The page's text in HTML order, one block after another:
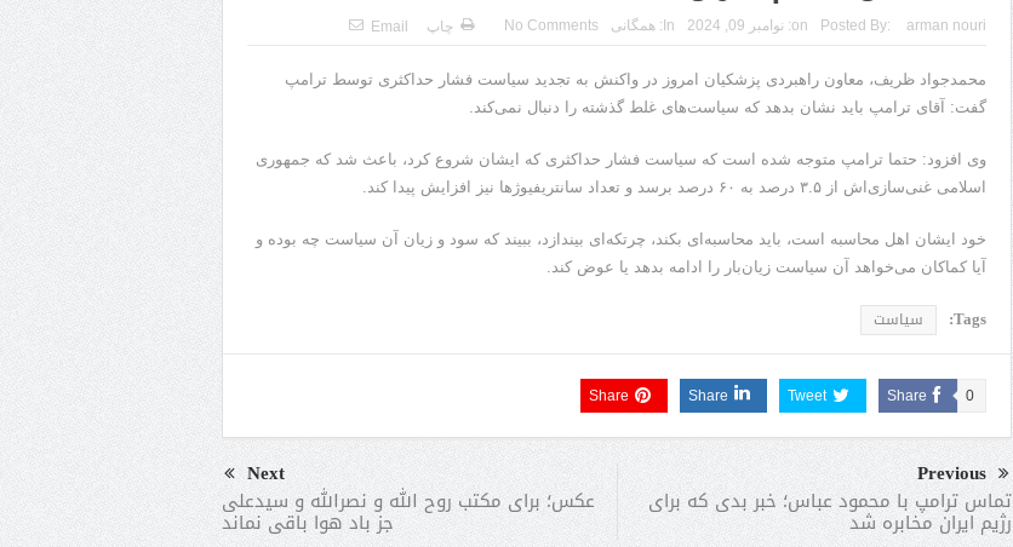
Posted By: arman nouri
on: نوامبر 09, 2024 In: همگانی No Comments چاپ Email
محمدجواد ظریف، معاون راهبردی پزشکیان امروز در واکنش به تجدید سیاست فشار حداکثری توسط ترامپ
گفت: آقای ترامپ باید نشان بدهد که سیاست‌های غلط گذشته را دنبال نمی‌کند.
وی افزود: حتما ترامپ متوجه شده است که سیاست فشار حداکثری که ایشان شروع کرد، باعث شد که جمهوری
اسلامی غنی‌سازی‌اش از ۳.۵ درصد به ۶۰ درصد برسد و تعداد سانتریفیوژ‌ها نیز افزایش پیدا کند.
خود ایشان اهل محاسبه است، باید محاسبه‌ای بکند، چرتکه‌ای بیندازد، ببیند که سود و زیان آن سیاست چه بوده و
آیا کماکان می‌خواهد آن سیاست زیان‌بار را ادامه بدهد یا عوض کند.
Tags: سیاست
Share 0
Tweet
Share
Share
Previous
تماس ترامپ با محمود عباس؛ خبر بدی که برای
رژیم ایران مخابره شد
Next
عکس؛ برای مکتب روح الله و نصرالله و سیدعلی
جز باد هوا باقی نماند